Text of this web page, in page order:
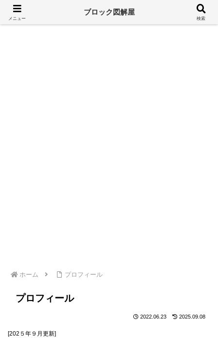
溢れるレゴ情報をシンプルに
ホーム プロフィール
プロフィール
2022.06.23 2025.09.08
[202５年９月更新]
メニュー
ブロック図解屋
検索